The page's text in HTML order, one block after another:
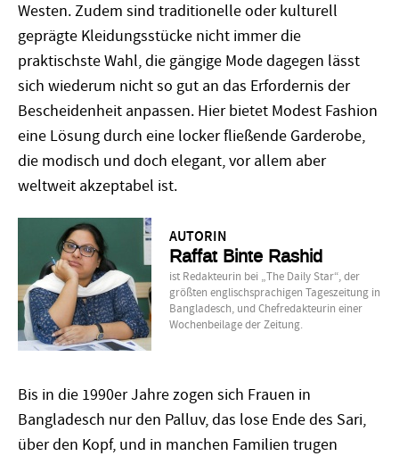
Westen. Zudem sind traditionelle oder kulturell
geprägte Kleidungsstücke nicht immer die
praktischste Wahl, die gängige Mode dagegen lässt
sich wiederum nicht so gut an das Erfordernis der
Bescheidenheit anpassen. Hier bietet Modest Fashion
eine Lösung durch eine locker fließende Garderobe,
die modisch und doch elegant, vor allem aber
weltweit akzeptabel ist.
AUTORIN
Raffat Binte Rashid
ist Redakteurin bei „The Daily Star“, der
größten englischsprachigen Tageszeitung in
Bangladesch, und Chefredakteurin einer
Wochenbeilage der Zeitung.
Bis in die 1990er Jahre zogen sich Frauen in
Bangladesch nur den Palluv, das lose Ende des Sari,
über den Kopf, und in manchen Familien trugen